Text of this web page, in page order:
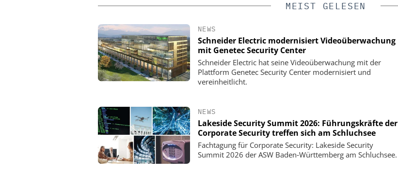
MEIST GELESEN
NEWS
Schneider Electric modernisiert Videoüberwachung
mit Genetec Security Center
Schneider Electric hat seine Videoüberwachung mit der
Plattform Genetec Security Center modernisiert und
vereinheitlicht.
NEWS
Lakeside Security Summit 2026: Führungskräfte der
Corporate Security treffen sich am Schluchsee
Fachtagung für Corporate Security: Lakeside Security
Summit 2026 der ASW Baden‑Württemberg am Schluchsee.